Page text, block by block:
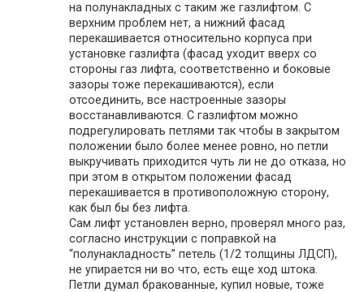
на полунакладных с таким же газлифтом. С
верхним проблем нет, а нижний фасад
перекашивается относительно корпуса при
установке газлифта (фасад уходит вверх со
стороны газ лифта, соответственно и боковые
зазоры тоже перекашиваются), если
отсоединить, все настроенные зазоры
восстанавливаются. С газлифтом можно
подрегулировать петлями так чтобы в закрытом
положении было более менее ровно, но петли
выкручивать приходится чуть ли не до отказа, но
при этом в открытом положении фасад
перекашивается в противоположную сторону,
как был бы без лифта.
Сам лифт установлен верно, проверял много раз,
согласно инструкции с поправкой на
“полунакладность” петель (1/2 толщины ЛДСП),
не упирается ни во что, есть еще ход штока.
Петли думал бракованные, купил новые, тоже